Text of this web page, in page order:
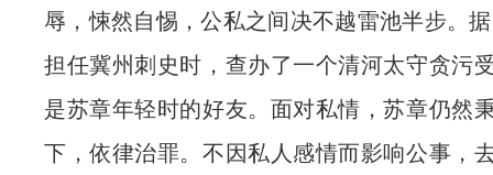
辱，悚然自惕，公私之间决不越雷池半步。
担任冀州刺史时，查办了一个清河太守贪污
是苏章年轻时的好友。面对私情，苏章仍然
下，依律治罪。不因私人感情而影响公事，